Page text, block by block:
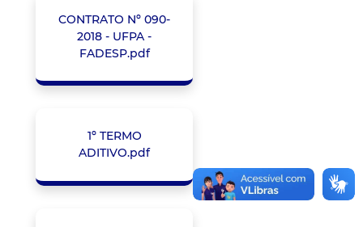
CONTRATO Nº 090-
2018 - UFPA -
FADESP.pdf
1º TERMO
ADITIVO.pdf